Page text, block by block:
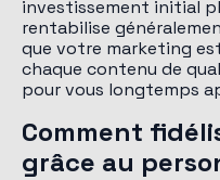
investissement initial
rentabilise
que votre marketing
chaque contenu de
pour vous longtemps
Comment
grâce au